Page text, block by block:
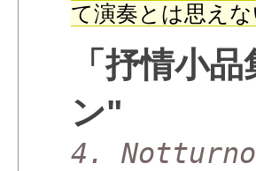
て演奏とは思えな
「抒情小
ン"
4.